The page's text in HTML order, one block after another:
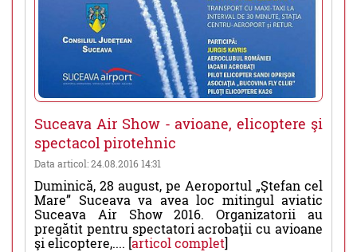
Suceava Air Show - avioane, elicoptere şi
spectacol pirotehnic
Data articol: 24.08.2016 14:31
Duminică, 28 august, pe Aeroportul „Ştefan cel
Mare” Suceava va avea loc mitingul aviatic
Suceava Air Show 2016. Organizatorii au
pregătit pentru spectatori acrobaţii cu avioane
şi elicoptere,.... [articol complet]